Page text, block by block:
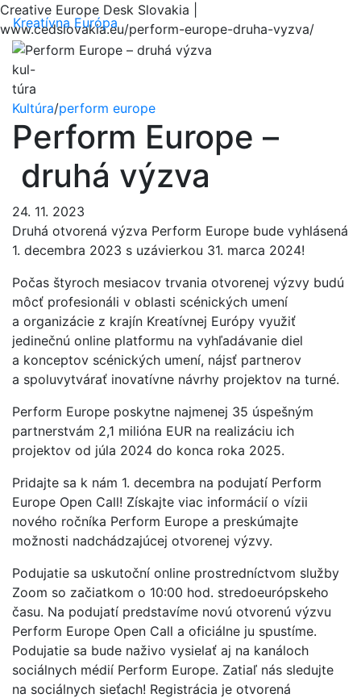
Creative Europe Desk Slovakia |
www.cedslovakia.eu/perform-europe-druha-vyzva/
Kreatívna Európa
kul-
túra
Kultúra/perform europe
Perform Europe –
druhá výzva
24. 11. 2023
Druhá otvorená výzva Perform Europe bude vyhlásená
1. decembra 2023 s uzávierkou 31. marca 2024!
Počas štyroch mesiacov trvania otvorenej výzvy budú
môcť profesionáli v oblasti scénických umení
a organizácie z krajín Kreatívnej Európy využiť
jedinečnú online platformu na vyhľadávanie diel
a konceptov scénických umení, nájsť partnerov
a spoluvytvárať inovatívne návrhy projektov na turné.
Perform Europe poskytne najmenej 35 úspešným
partnerstvám 2,1 milióna EUR na realizáciu ich
projektov od júla 2024 do konca roka 2025.
Pridajte sa k nám 1. decembra na podujatí Perform
Europe Open Call! Získajte viac informácií o vízii
nového ročníka Perform Europe a preskúmajte
možnosti nadchádzajúcej otvorenej výzvy.
Podujatie sa uskutoční online prostredníctvom služby
Zoom so začiatkom o 10:00 hod. stredoeurópskeho
času. Na podujatí predstavíme novú otvorenú výzvu
Perform Europe Open Call a oficiálne ju spustíme.
Podujatie sa bude naživo vysielať aj na kanáloch
sociálnych médií Perform Europe. Zatiaľ nás sledujte
na sociálnych sieťach! Registrácia je otvorená